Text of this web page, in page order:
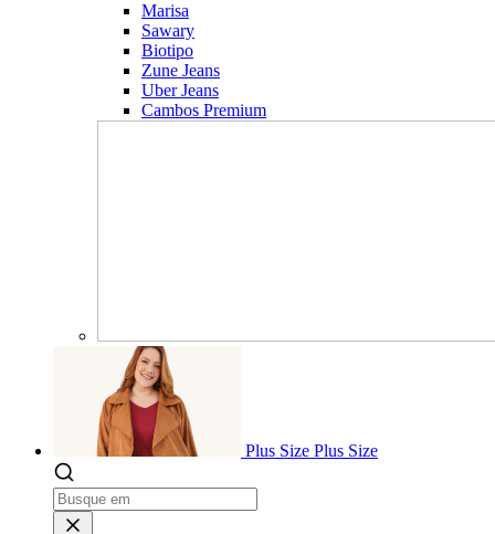
Marisa
Sawary
Biotipo
Zune Jeans
Uber Jeans
Cambos Premium
Plus Size Plus Size